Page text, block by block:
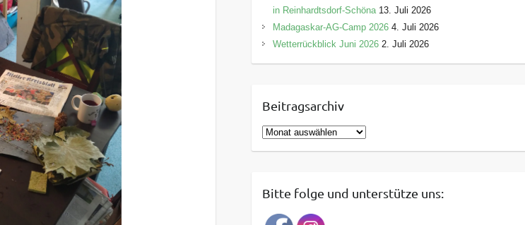
in Reinhardtsdorf-Schöna 13. Juli 2026
Madagaskar-AG-Camp 2026 4. Juli 2026
Wetterrückblick Juni 2026 2. Juli 2026
Beitragsarchiv
B
e
rBitte folge und unterstütze uns: